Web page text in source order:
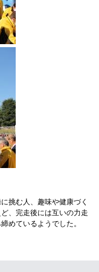
挑む人、趣味や健康づく
、完走後には互いの力走
めているようでした。